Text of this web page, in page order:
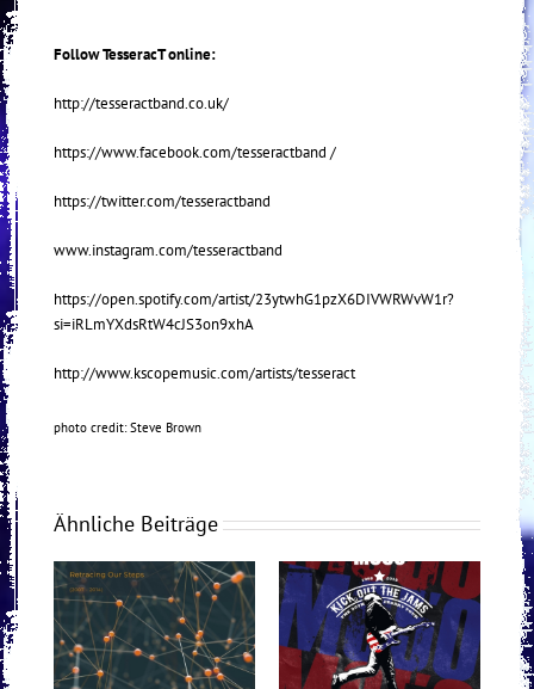
Follow TesseracT online:
http://tesseractband.co.uk/
https://www.facebook.com/tesseractband /
https://twitter.com/tesseractband
www.instagram.com/tesseractband
https://open.spotify.com/artist/23ytwhG1pzX6DIVWRWvW1r?
si=iRLmYXdsRtW4cJS3on9xhA
http://www.kscopemusic.com/artists/tesseract
photo credit: Steve Brown
Ähnliche Beiträge